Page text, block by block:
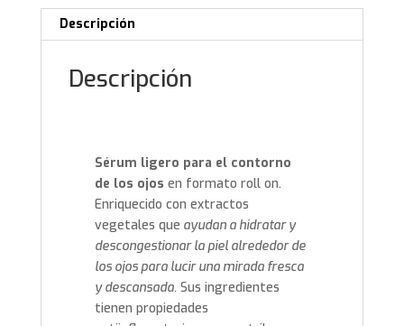
Descripción
Descripción
Sérum ligero para el contorno
de los ojos en formato roll on.
Enriquecido con extractos
vegetales que ayudan a hidratar y
descongestionar la piel alrededor de
los ojos para lucir una mirada fresca
y descansada. Sus ingredientes
tienen propiedades